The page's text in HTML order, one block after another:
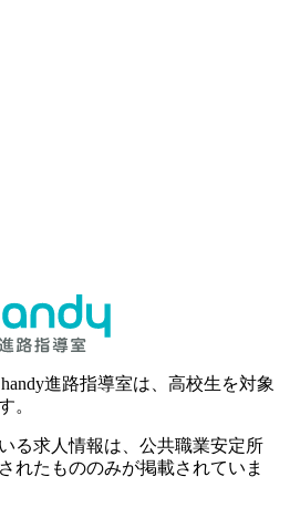
進路指導室は、高校生を対象
。
る求人情報は、公共職業安定所
れたもののみが掲載されていま